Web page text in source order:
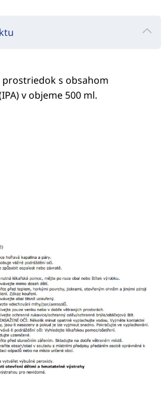
prostriedok s obsahom
v objeme 500 ml.